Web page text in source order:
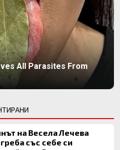
All Parasites From
на Весела Лечева
със себе си